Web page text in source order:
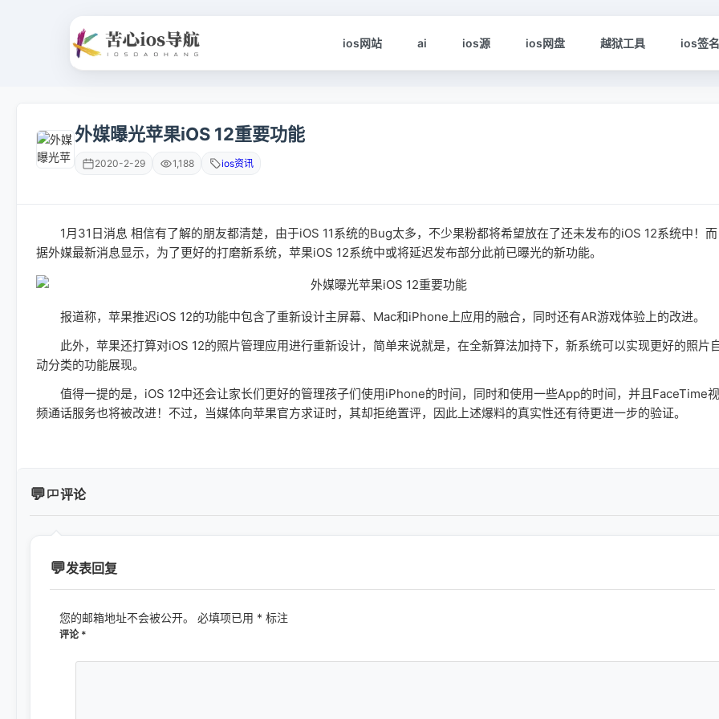
ios网站 ai ios源 ios网盘 越狱工具 ios签
外媒曝光苹果iOS 12重要功能
2020-2-29 1,188 ios资讯
1月31日消息 相信有了解的朋友都清楚，由于iOS 11系统的Bug太多，不少果粉都将希望放在了还未发布的iOS 12系统中！而
据外媒最新消息显示，为了更好的打磨新系统，苹果iOS 12系统中或将延迟发布部分此前已曝光的新功能。
报道称，苹果推迟iOS 12的功能中包含了重新设计主屏幕、Mac和iPhone上应用的融合，同时还有AR游戏体验上的改进。
此外，苹果还打算对iOS 12的照片管理应用进行重新设计，简单来说就是，在全新算法加持下，新系统可以实现更好的照片
动分类的功能展现。
值得一提的是，iOS 12中还会让家长们更好的管理孩子们使用iPhone的时间，同时和使用一些App的时间，并且FaceTime视
频通话服务也将被改进！不过，当媒体向苹果官方求证时，其却拒绝置评，因此上述爆料的真实性还有待更进一步的验证。
评论
发表回复
您的邮箱地址不会被公开。 必填项已用 * 标注
评论 *